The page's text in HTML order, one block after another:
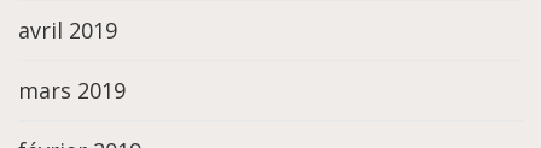
avril 2019
mars 2019